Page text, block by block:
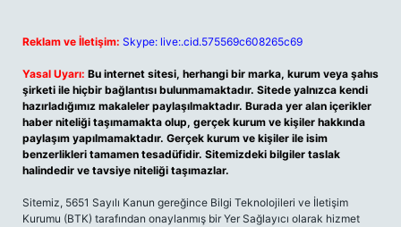
Reklam ve İletişim: Skype: live:.cid.575569c608265c69
Yasal Uyarı: Bu internet sitesi, herhangi bir marka, kurum veya şahıs
şirketi ile hiçbir bağlantısı bulunmamaktadır. Sitede yalnızca kendi
hazırladığımız makaleler paylaşılmaktadır. Burada yer alan içerikler
haber niteliği taşımamakta olup, gerçek kurum ve kişiler hakkında
paylaşım yapılmamaktadır. Gerçek kurum ve kişiler ile isim
benzerlikleri tamamen tesadüfidir. Sitemizdeki bilgiler taslak
halindedir ve tavsiye niteliği taşımazlar.
Sitemiz, 5651 Sayılı Kanun gereğince Bilgi Teknolojileri ve İletişim
Kurumu (BTK) tarafından onaylanmış bir Yer Sağlayıcı olarak hizmet